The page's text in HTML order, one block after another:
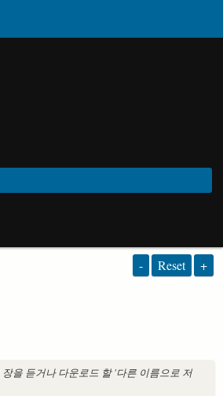
- Reset +
장을 듣거나 다운로드 할 '다른 이름으로 저